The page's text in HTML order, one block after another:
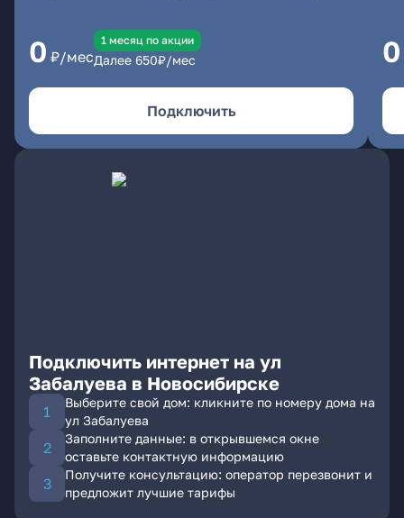
0 ₽/мес
1 месяц по акции
Далее 650₽/мес
Подключить
0
Подключить интернет на ул
Забалуева в Новосибирске
Выберите свой дом: кликните по номеру дома на
ул Забалуева
Заполните данные: в открывшемся окне
оставьте контактную информацию
Получите консультацию: оператор перезвонит и
предложит лучшие тарифы